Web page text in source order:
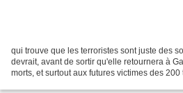
qui trouve que les terroristes sont juste des
devrait, avant de sortir qu'elle retournera à
morts, et surtout aux futures victimes des